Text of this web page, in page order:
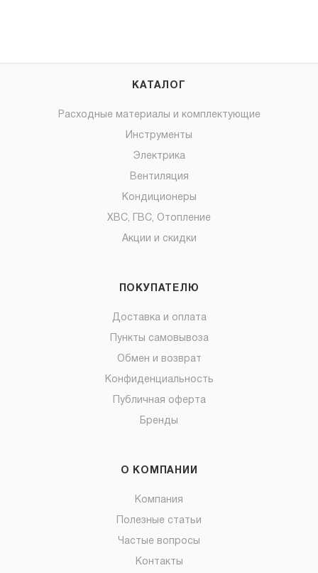
КАТАЛОГ
Расходные материалы и комплектующие
Инструменты
Электрика
Вентиляция
Кондиционеры
ХВС, ГВС, Отопление
Акции и скидки
ПОКУПАТЕЛЮ
Доставка и оплата
Пункты самовывоза
Обмен и возврат
Конфиденциальность
Публичная оферта
Бренды
О КОМПАНИИ
Компания
Полезные статьи
Частые вопросы
Контакты